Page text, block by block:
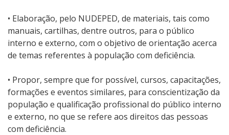
• Elaboração, pelo NUDEPED, de materiais, tais como
manuais, cartilhas, dentre outros, para o público
interno e externo, com o objetivo de orientação acerca
de temas referentes à população com deficiência.
• Propor, sempre que for possível, cursos, capacitações,
formações e eventos similares, para conscientização da
população e qualificação profissional do público interno
e externo, no que se refere aos direitos das pessoas
com deficiência.